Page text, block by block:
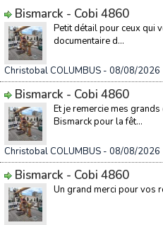
Bismarck - Cobi 4860
Petit détail pour ceux qui
documentaire d...
Christobal COLUMBUS - 08/08/2026
Bismarck - Cobi 4860
Et je remercie mes
Bismarck pour la fêt...
Christobal COLUMBUS - 08/08/2026
Bismarck - Cobi 4860
Un grand merci pour vos